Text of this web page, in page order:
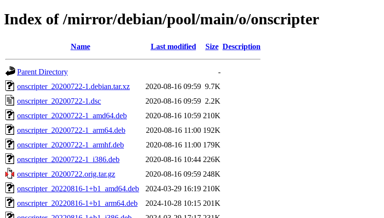
Index of /mirror/debian/pool/main/o/onscripter
Name Last modified Size Description
Parent Directory
-
onscripter_20200722-1.debian.tar.xz
2020-08-16 09:59 9.7K
onscripter_20200722-1.dsc
2020-08-16 09:59 2.2K
onscripter_20200722-1_amd64.deb
2020-08-16 10:59 210K
onscripter_20200722-1_arm64.deb
2020-08-16 11:00 192K
onscripter_20200722-1_armhf.deb
2020-08-16 11:00 179K
onscripter_20200722-1_i386.deb
2020-08-16 10:44 226K
onscripter_20200722.orig.tar.gz
2020-08-16 09:59 248K
onscripter_20220816-1+b1_amd64.deb
2024-03-29 16:19 210K
onscripter_20220816-1+b1_arm64.deb
2024-10-28 10:15 201K